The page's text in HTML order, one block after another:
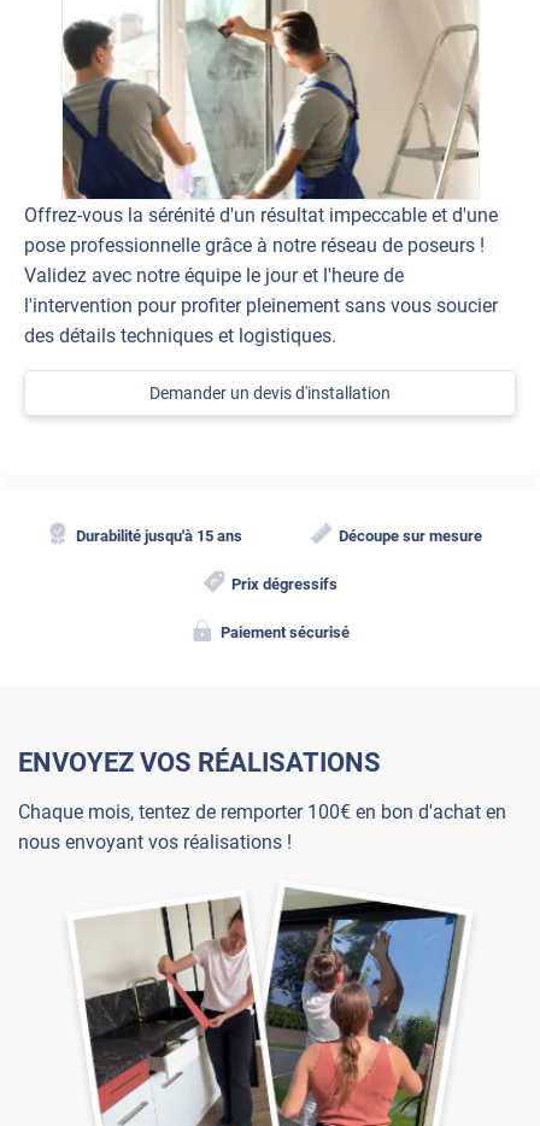
Offrez-vous la sérénité d'un résultat impeccable et d'une
pose professionnelle grâce à notre réseau de poseurs !
Validez avec notre équipe le jour et l'heure de
l'intervention pour profiter pleinement sans vous soucier
des détails techniques et logistiques.
Demander un devis d'installation
Durabilité jusqu'à 15 ans Découpe sur mesure
Prix dégressifs
Paiement sécurisé
ENVOYEZ VOS RÉALISATIONS
Chaque mois, tentez de remporter 100€ en bon d'achat en
nous envoyant vos réalisations !